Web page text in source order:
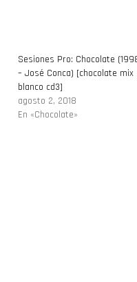
Sesiones Pro: Chocolate
– José Conca) [chocolate mix
blanco cd3]
agosto 2, 2018
En «Chocolate»